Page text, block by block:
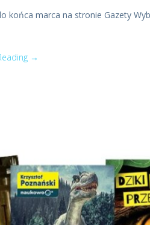
końca marca na stronie Gazety
→